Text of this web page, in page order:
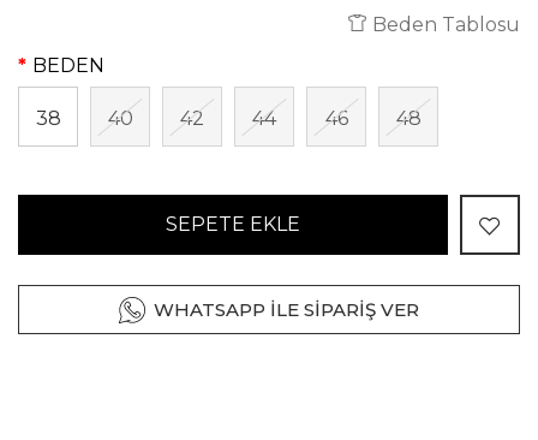
Beden Tablosu
BEDEN
38 40 42 44 46 48
SEPETE EKLE
WHATSAPP İLE SİPARİŞ VER